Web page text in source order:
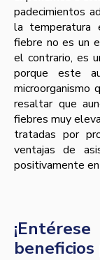
padecimientos
la temperatura
fiebre no es un
el contrario, es
porque este
microorganismo
resaltar que
fiebres muy
tratadas por
ventajas de
positivamente